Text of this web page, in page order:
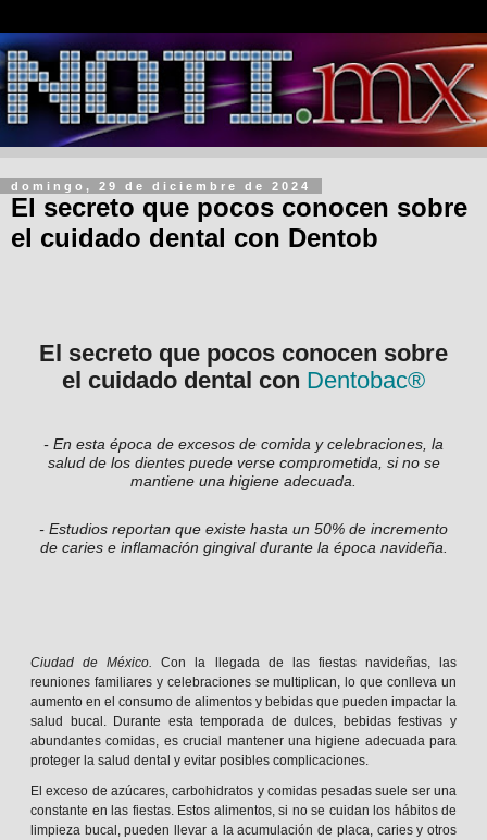
domingo, 29 de diciembre de 2024
El secreto que pocos conocen sobre
el cuidado dental con Dentob
El secreto que pocos conocen sobre
el cuidado dental con Dentobac®
- En esta época de excesos de comida y celebraciones, la
salud de los dientes puede verse comprometida, si no se
mantiene una higiene adecuada.
- Estudios reportan que existe hasta un 50% de incremento
de caries e inflamación gingival durante la época navideña.
Ciudad de México.Con la llegada de las fiestas navideñas, las
reuniones familiares y celebraciones se multiplican, lo que conlleva un
aumento en el consumo de alimentos y bebidas que pueden impactar la
salud bucal. Durante esta temporada de dulces, bebidas festivas y
abundantes comidas, es crucial mantener una higiene adecuada para
proteger la salud dental y evitar posibles complicaciones.
El exceso de azúcares, carbohidratos y comidas pesadas suele ser una
constante en las fiestas. Estos alimentos, si no se cuidan los hábitos de
limpieza bucal, pueden llevar a la acumulación de placa, caries y otros